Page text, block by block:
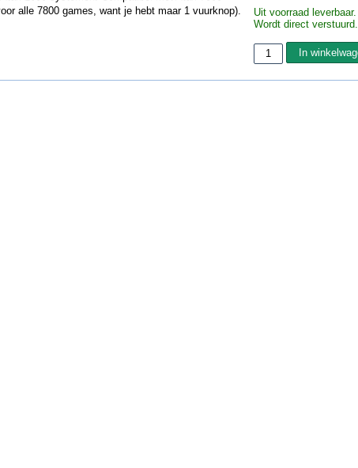
alle 7800 games, want je hebt maar 1 vuurknop).
Uit voorraad leverbaar.
Wordt direct verstuurd.